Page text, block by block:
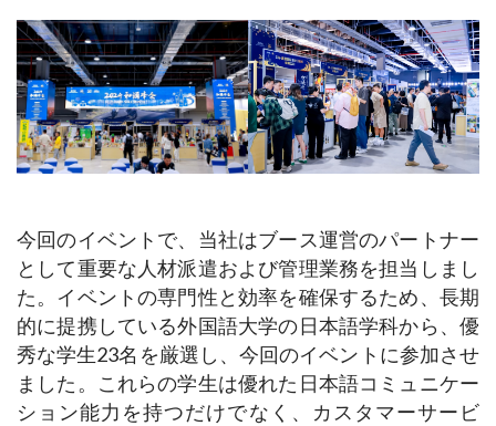
今回のイベントで、当社はブース運営のパートナー
として重要な人材派遣および管理業務を担当しまし
た。イベントの専門性と効率を確保するため、長期
的に提携している外国語大学の日本語学科から、優
秀な学生23名を厳選し、今回のイベントに参加させ
ました。これらの学生は優れた日本語コミュニケー
ション能力を持つだけでなく、カスタマーサービ